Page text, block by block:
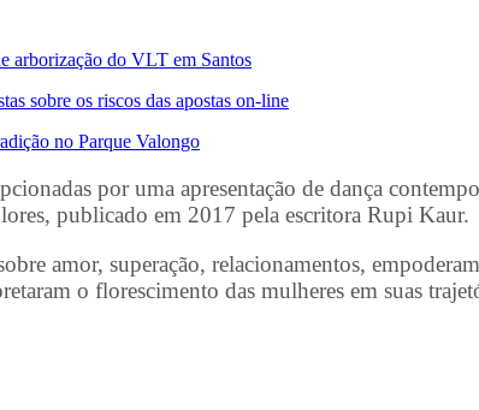
arborização do VLT em Santos
sobre os riscos das apostas on-line
no Parque Valongo
por uma apresentação de dança
publicado em 2017 pela escritora Rupi Kaur.
amor, superação, relacionamentos,
o florescimento das mulheres em suas